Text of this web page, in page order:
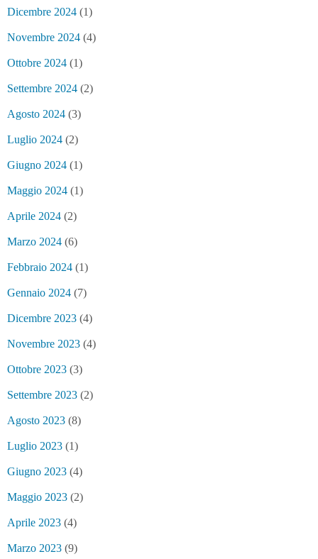
Dicembre 2024 (1)
Novembre 2024 (4)
Ottobre 2024 (1)
Settembre 2024 (2)
Agosto 2024 (3)
Luglio 2024 (2)
Giugno 2024 (1)
Maggio 2024 (1)
Aprile 2024 (2)
Marzo 2024 (6)
Febbraio 2024 (1)
Gennaio 2024 (7)
Dicembre 2023 (4)
Novembre 2023 (4)
Ottobre 2023 (3)
Settembre 2023 (2)
Agosto 2023 (8)
Luglio 2023 (1)
Giugno 2023 (4)
Maggio 2023 (2)
Aprile 2023 (4)
Marzo 2023 (9)